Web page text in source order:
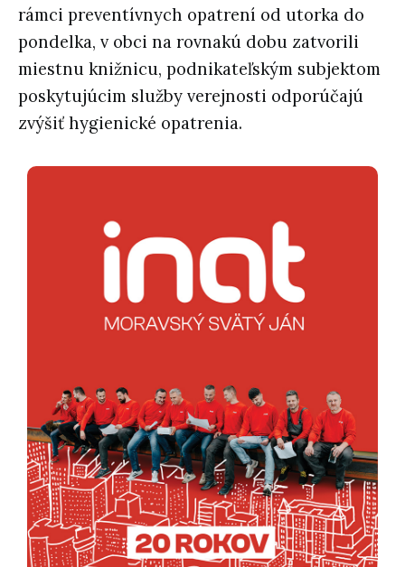
rámci preventívnych opatrení od utorka do
pondelka, v obci na rovnakú dobu zatvorili
miestnu knižnicu, podnikateľským subjektom
poskytujúcim služby verejnosti odporúčajú
zvýšiť hygienické opatrenia.